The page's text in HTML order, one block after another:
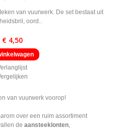
van vuurwerk. De set bestaat uit
oord..
€ 4,50
van vuurwerk voorop!
over een ruim assortiment
de aansteeklonten,